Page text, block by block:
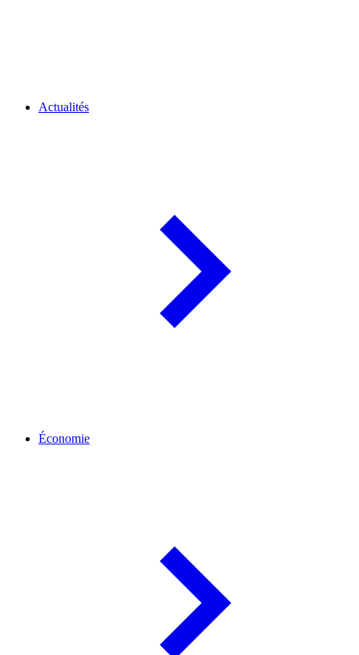
Actualités
Économie